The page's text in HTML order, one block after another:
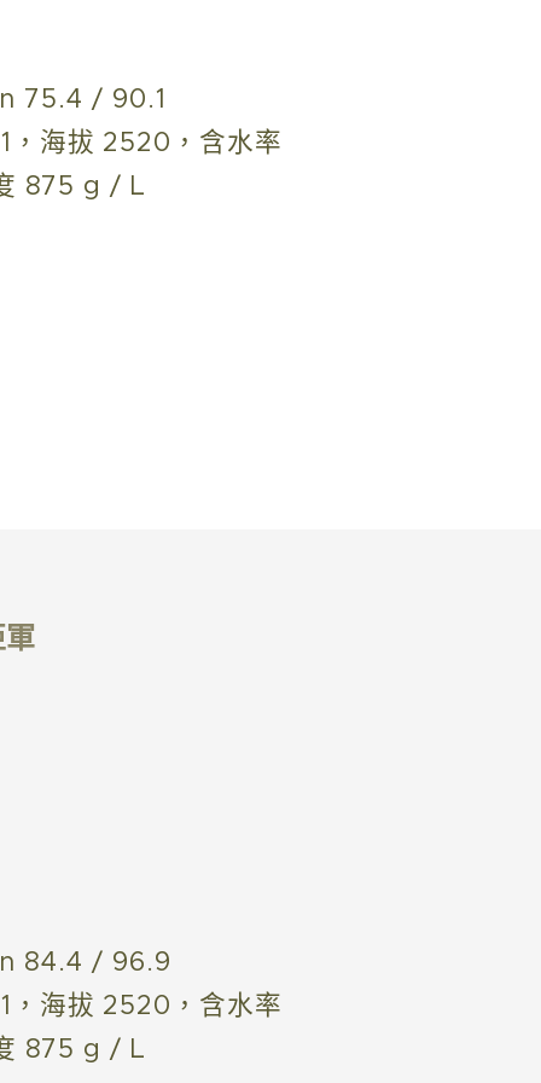
75.4 / 90.1
，海拔 2520，含水率
875 g / L
84.4 / 96.9
，海拔 2520，含水率
875 g / L